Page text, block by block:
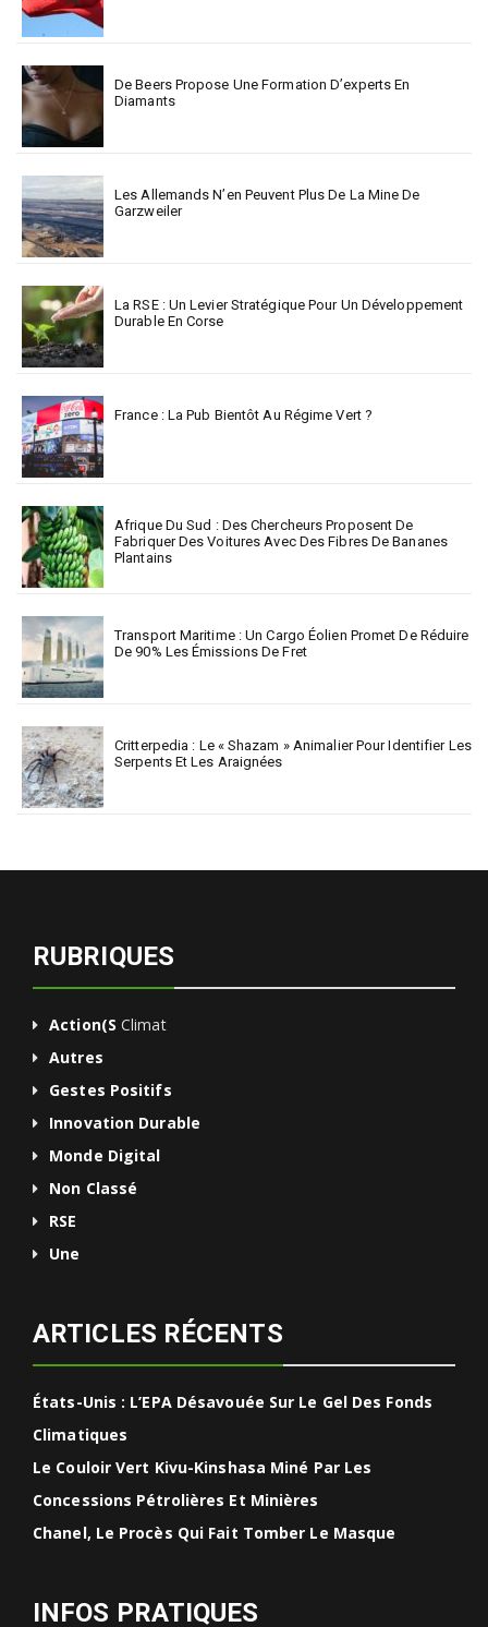
De Beers Propose Une Formation D’experts En
Diamants
Les Allemands N’en Peuvent Plus De La Mine De
Garzweiler
La RSE : Un Levier Stratégique Pour Un Développement
Durable En Corse
France : La Pub Bientôt Au Régime Vert ?
Afrique Du Sud : Des Chercheurs Proposent De
Fabriquer Des Voitures Avec Des Fibres De Bananes
Plantains
Transport Maritime : Un Cargo Éolien Promet De Réduire
De 90% Les Émissions De Fret
Critterpedia : Le « Shazam » Animalier Pour Identifier Les
Serpents Et Les Araignées
RUBRIQUES
Action(s Climat
Autres
Gestes Positifs
Innovation Durable
Monde Digital
Non Classé
RSE
Une
ARTICLES RÉCENTS
États-Unis : L’EPA Désavouée Sur Le Gel Des Fonds
Climatiques
Le Couloir Vert Kivu-Kinshasa Miné Par Les
Concessions Pétrolières Et Minières
Chanel, Le Procès Qui Fait Tomber Le Masque
INFOS PRATIQUES